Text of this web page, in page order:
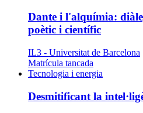
Dante i l'alquímia:
poètic i científic
IL3 - Universitat de Barcelona
Matrícula tancada
Tecnologia i energia
Desmitificant la